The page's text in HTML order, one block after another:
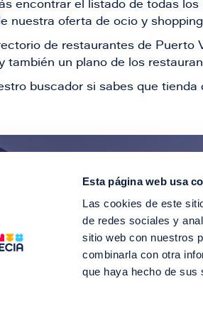
Esta página web usa
Las cookies de este
de redes sociales y
sitio web con nuestros
combinarla con otra
que haya hecho de sus
encontrar el listado de todas
nuestra oferta de ocio y
de restaurantes de Puerto
también un plano de los
buscador si sabes que
Suscríbete